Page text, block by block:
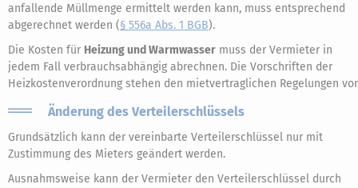
anfallende Müllmenge ermittelt werden kann, muss entsprechend
abgerechnet werden (§ 556a Abs. 1 BGB).
Die Kosten für Heizung und Warmwasser muss der Vermieter in
jedem Fall verbrauchsabhängig abrechnen. Die Vorschriften der
Heizkostenverordnung stehen den mietvertraglichen Regelungen
Änderung des Verteilerschlüssels
Grundsätzlich kann der vereinbarte Verteilerschlüssel nur mit
Zustimmung des Mieters geändert werden.
Ausnahmsweise kann der Vermieter den Verteilerschlüssel durch